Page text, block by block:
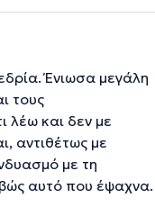
Ένιωσα μεγάλη
τους
λέω και δεν με
αντιθέτως με
με τη
αυτό που έψαχνα.